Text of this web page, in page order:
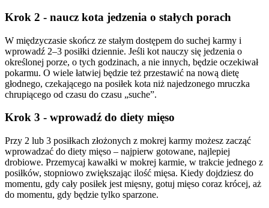
Krok 2 - naucz kota jedzenia o stałych porach
W międzyczasie skończ ze stałym dostępem do suchej karmy i
wprowadź 2–3 posiłki dziennie. Jeśli kot nauczy się jedzenia o
określonej porze, o tych godzinach, a nie innych, będzie oczekiwał
pokarmu. O wiele łatwiej będzie też przestawić na nową dietę
głodnego, czekającego na posiłek kota niż najedzonego mruczka
chrupiącego od czasu do czasu „suche”.
Krok 3 - wprowadź do diety mięso
Przy 2 lub 3 posiłkach złożonych z mokrej karmy możesz zacząć
wprowadzać do diety mięso – najpierw gotowane, najlepiej
drobiowe. Przemycaj kawałki w mokrej karmie, w trakcie jednego z
posiłków, stopniowo zwiększając ilość mięsa. Kiedy dojdziesz do
momentu, gdy cały posiłek jest mięsny, gotuj mięso coraz krócej, aż
do momentu, gdy będzie tylko sparzone.